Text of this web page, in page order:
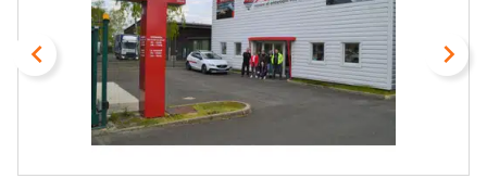
navigate_before navigate_next